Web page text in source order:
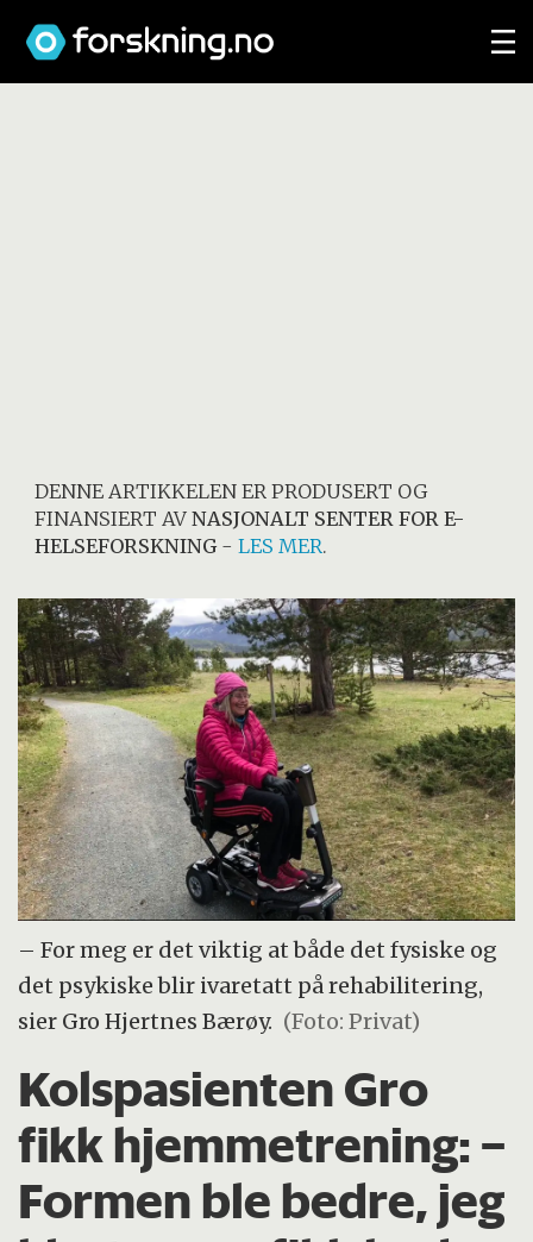
DENNE ARTIKKELEN ER PRODUSERT OG
FINANSIERT AVNASJONALT SENTER FOR E-
HELSEFORSKNING-LES MER.
– For meg er det viktig at både det fysiske og
det psykiske blir ivaretatt på rehabilitering,
sier Gro Hjertnes Bærøy. (Foto: Privat)
Kolspasienten Gro
fikk hjemmetrening: –
Formen ble bedre, jeg